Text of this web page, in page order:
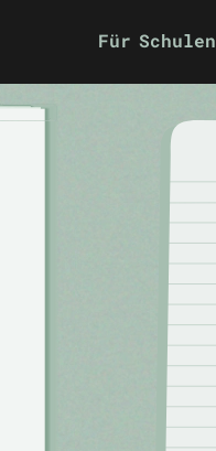
Für Schulen